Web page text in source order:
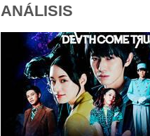
ANÁLISIS